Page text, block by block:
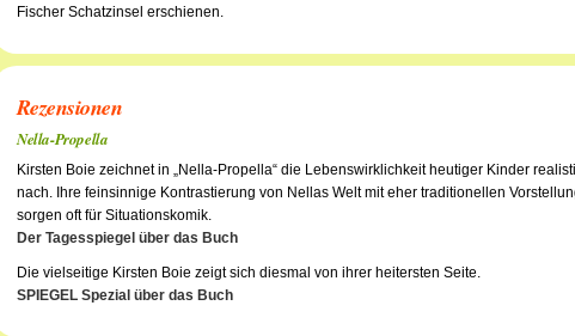
Fischer Schatzinsel erschienen.
Rezensionen
Nella-Propella
Kirsten Boie zeichnet in „Nella-Propella“ die Lebenswirklichkeit heutiger Kinder
nach. Ihre feinsinnige Kontrastierung von Nellas Welt mit eher traditionellen
sorgen oft für Situationskomik.
Der Tagesspiegel über das Buch
Die vielseitige Kirsten Boie zeigt sich diesmal von ihrer heitersten Seite.
SPIEGEL Spezial über das Buch